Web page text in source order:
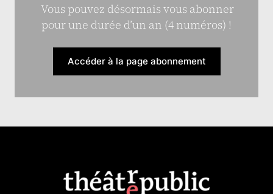
Vous pouvez désormais vous abonner
pour une durée d’un an (4 numéros) !
Accéder à la page abonnement